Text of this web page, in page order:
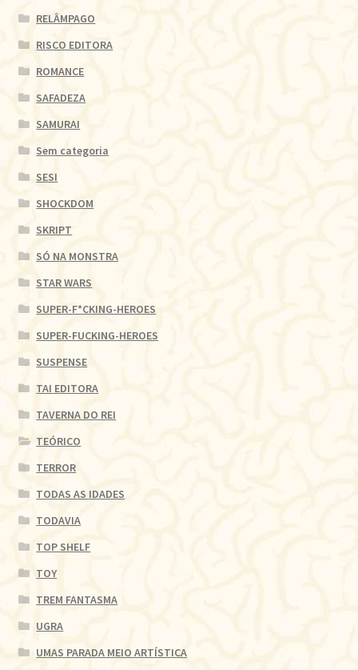
RELÂMPAGO
RISCO EDITORA
ROMANCE
SAFADEZA
SAMURAI
Sem categoria
SESI
SHOCKDOM
SKRIPT
SÓ NA MONSTRA
STAR WARS
SUPER-F*CKING-HEROES
SUPER-FUCKING-HEROES
SUSPENSE
TAI EDITORA
TAVERNA DO REI
TEÓRICO
TERROR
TODAS AS IDADES
TODAVIA
TOP SHELF
TOY
TREM FANTASMA
UGRA
UMAS PARADA MEIO ARTÍSTICA